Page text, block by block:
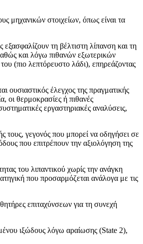
μηχανικών στοιχείων, όπως είναι τα
τη βέλτιστη λίπανση και τη
και λόγω πιθανών εξωτερικών
(πιο λεπτόρευστο λάδι), επηρεάζοντας
ουσιαστικός έλεγχος της πραγματικής
οι θερμοκρασίες ή πιθανές
εργαστηριακές αναλύσεις,
τους, γεγονός που μπορεί να οδηγήσει σε
που επιτρέπουν την αξιολόγηση της
του λιπαντικού χωρίς την ανάγκη
που προσαρμόζεται ανάλογα με τις
επιταχύνσεων για τη συνεχή
ιξώδους λόγω αραίωσης (State 2),